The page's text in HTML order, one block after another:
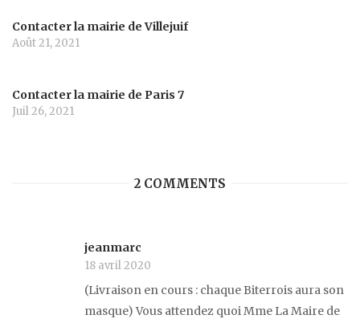
Contacter la mairie de Villejuif
Août 21, 2021
Contacter la mairie de Paris 7
Juil 26, 2021
2 COMMENTS
jeanmarc
18 avril 2020
(Livraison en cours : chaque Biterrois aura son
masque) Vous attendez quoi Mme La Maire de